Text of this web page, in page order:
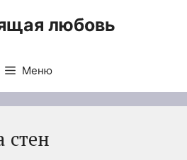
любовь
Меню
стен